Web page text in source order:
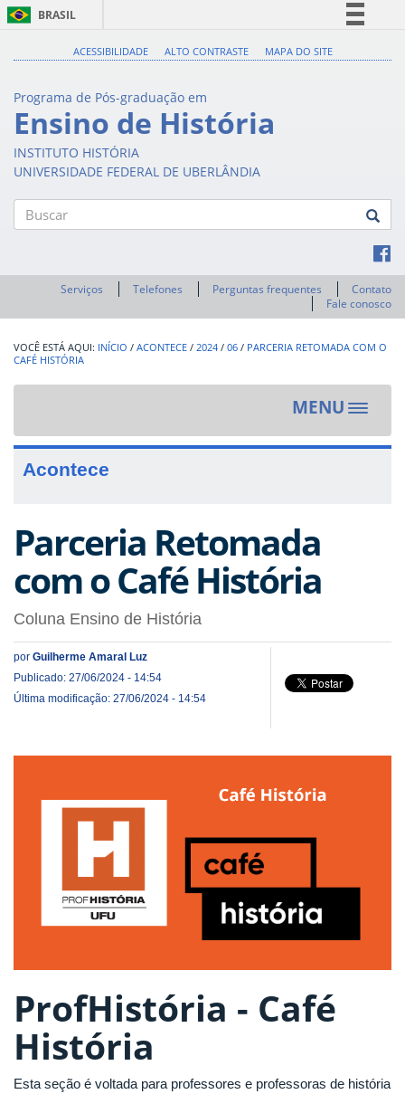
BRASIL
Acesso à informação
ACESSIBILIDADE ALTO CONTRASTE MAPA DO SITE
Programa de Pós-graduação em
Ensino de História
INSTITUTO HISTÓRIA
UNIVERSIDADE FEDERAL DE UBERLÂNDIA
Serviços Telefones Perguntas frequentes
Contato
Fale conosco
INÍCIO / ACONTECE / 2024 / 06 / PARCERIA RETOMADA COM O
CAFÉ HISTÓRIA
MENU
Toggle
Acontece
Parceria Retomada
com o Café História
Coluna Ensino de História
por Guilherme Amaral Luz
Publicado: 27/06/2024 - 14:54
Última modificação: 27/06/2024 - 14:54
ProfHistória - Café
História
Esta seção é voltada para professores e professoras de história